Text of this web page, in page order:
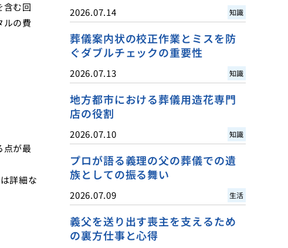
含む回
ルの費
点が最
詳細な
2026.07.14 知識
葬儀案内状の校正作業とミスを防
ぐダブルチェックの重要性
2026.07.13 知識
地方都市における葬儀用造花専門
店の役割
2026.07.10 知識
プロが語る義理の父の葬儀での遺
族としての振る舞い
2026.07.09 生活
義父を送り出す喪主を支えるため
の裏方仕事と心得